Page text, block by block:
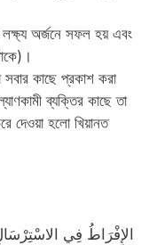
লক্ষ্য অর্জনে সফল হয় এবং
কাছে প্রকাশ করা
ব্যক্তির কাছে তা
দেওয়া হলো খিয়ানত
الإِفْرَاطُ فِي